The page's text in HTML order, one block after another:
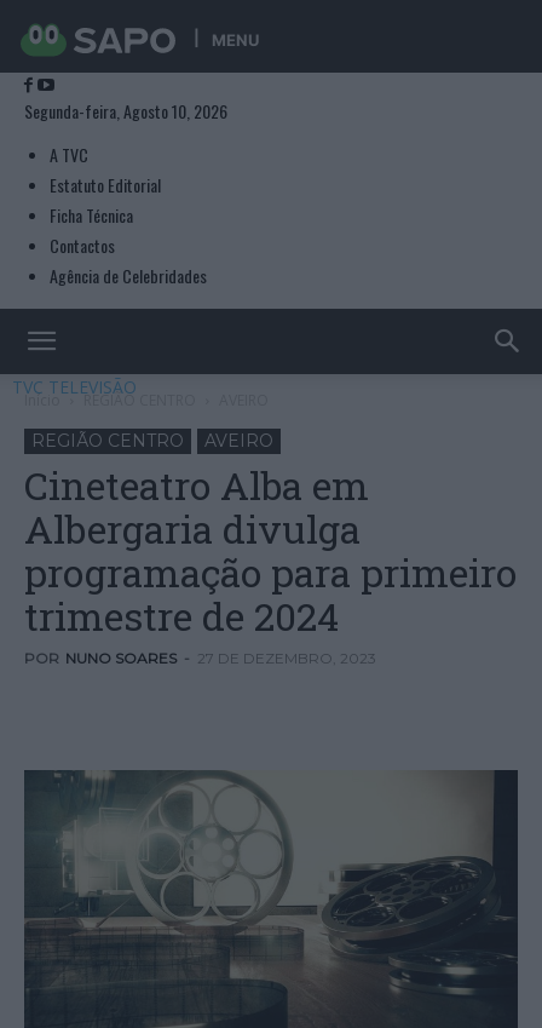
MENU
Segunda-feira, Agosto 10, 2026
A TVC
Estatuto Editorial
Ficha Técnica
Contactos
Agência de Celebridades
TVC TELEVISÃO
Início REGIÃO CENTRO
REGIÃO CENTRO AVEIRO
Cineteatro Alba em
Albergaria divulga
programação para primeiro
trimestre de 2024
POR NUNO SOARES - 27 DE DEZEMBRO, 2023